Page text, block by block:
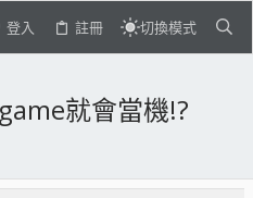
登入 註冊 切換模式
就會當機!?